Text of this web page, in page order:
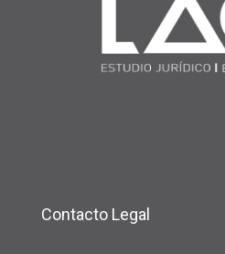
Contacto Legal